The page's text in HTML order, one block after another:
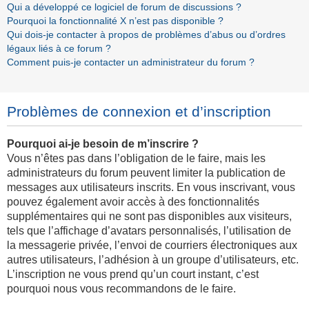
Qui a développé ce logiciel de forum de discussions ?
Pourquoi la fonctionnalité X n’est pas disponible ?
Qui dois-je contacter à propos de problèmes d’abus ou d’ordres
légaux liés à ce forum ?
Comment puis-je contacter un administrateur du forum ?
Problèmes de connexion et d’inscription
Pourquoi ai-je besoin de m’inscrire ?
Vous n’êtes pas dans l’obligation de le faire, mais les
administrateurs du forum peuvent limiter la publication de
messages aux utilisateurs inscrits. En vous inscrivant, vous
pouvez également avoir accès à des fonctionnalités
supplémentaires qui ne sont pas disponibles aux visiteurs,
tels que l’affichage d’avatars personnalisés, l’utilisation de
la messagerie privée, l’envoi de courriers électroniques aux
autres utilisateurs, l’adhésion à un groupe d’utilisateurs, etc.
L’inscription ne vous prend qu’un court instant, c’est
pourquoi nous vous recommandons de le faire.